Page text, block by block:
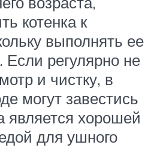
котенка к
выполнять ее
Если регулярно не
и чистку, в
могут завестись
является хорошей
для ушного